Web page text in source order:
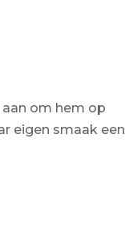
aan om hem op
eigen smaak een